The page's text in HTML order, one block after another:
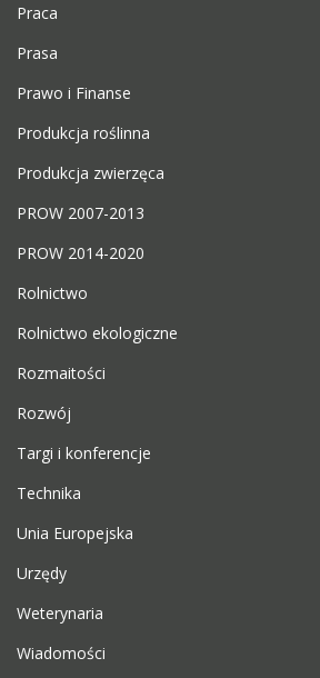
Praca
Prasa
Prawo i Finanse
Produkcja roślinna
Produkcja zwierzęca
PROW 2007-2013
PROW 2014-2020
Rolnictwo
Rolnictwo ekologiczne
Rozmaitości
Rozwój
Targi i konferencje
Technika
Unia Europejska
Urzędy
Weterynaria
Wiadomości